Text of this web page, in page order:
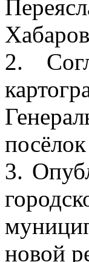
2.
3.
новой